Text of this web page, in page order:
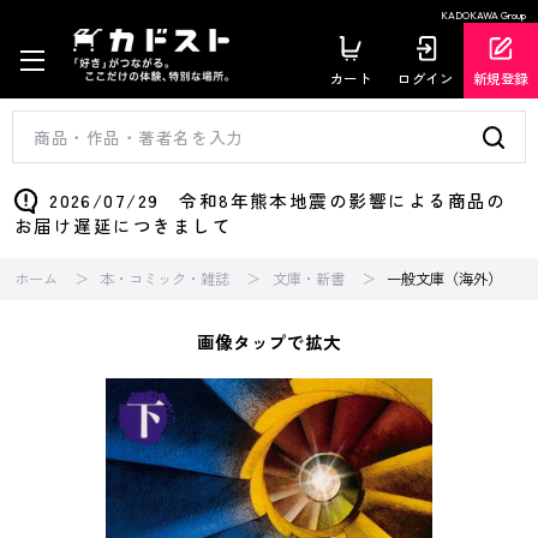
KADOKAWA Group
カート ログイン 新規登録
2026/07/29 令和8年熊本地震の影響による商品の
お届け遅延につきまして
ホーム 本・コミック・雑誌 文庫・新書 一般文庫（海外）
画像タップで拡大